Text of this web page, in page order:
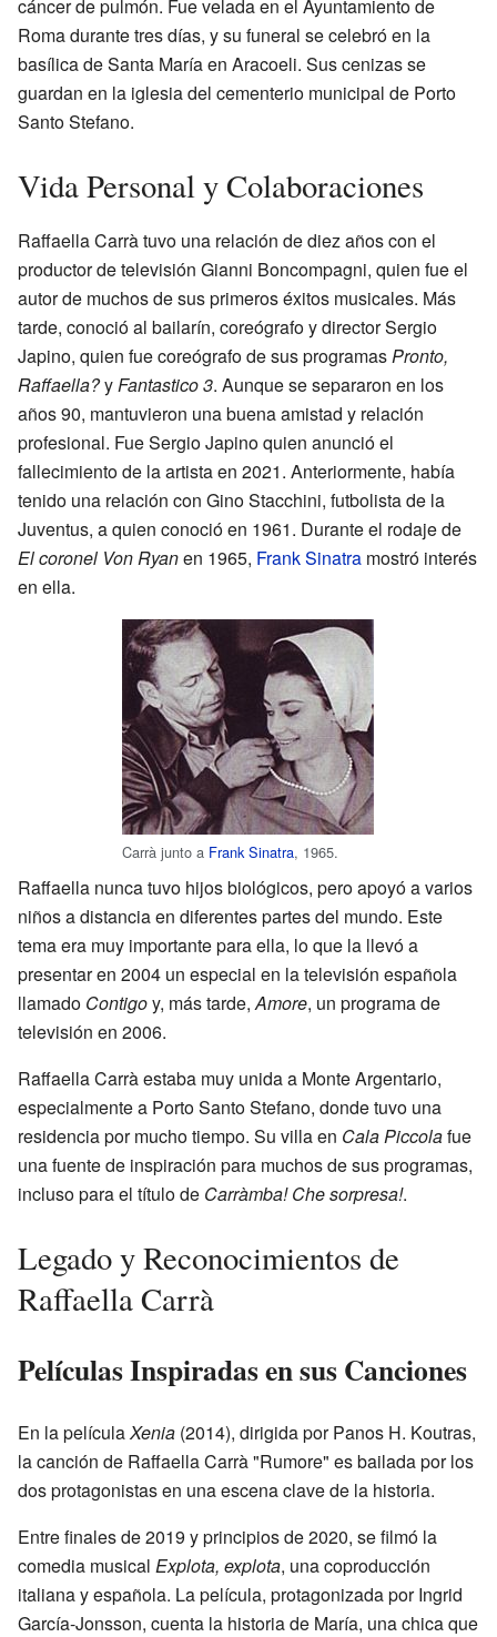
cáncer de pulmón. Fue velada en el Ayuntamiento de
Roma durante tres días, y su funeral se celebró en la
basílica de Santa María en Aracoeli. Sus cenizas se
guardan en la iglesia del cementerio municipal de Porto
Santo Stefano.
Vida Personal y Colaboraciones
Raffaella Carrà tuvo una relación de diez años con el
productor de televisión Gianni Boncompagni, quien fue el
autor de muchos de sus primeros éxitos musicales. Más
tarde, conoció al bailarín, coreógrafo y director Sergio
Japino, quien fue coreógrafo de sus programasPronto,
Raffaella?yFantastico 3. Aunque se separaron en los
años 90, mantuvieron una buena amistad y relación
profesional. Fue Sergio Japino quien anunció el
fallecimiento de la artista en 2021. Anteriormente, había
tenido una relación con Gino Stacchini, futbolista de la
Juventus, a quien conoció en 1961. Durante el rodaje de
El coronel Von Ryanen 1965, Frank Sinatra mostró interés
en ella.
Carrà junto a Frank Sinatra, 1965.
Raffaella nunca tuvo hijos biológicos, pero apoyó a varios
niños a distancia en diferentes partes del mundo. Este
tema era muy importante para ella, lo que la llevó a
presentar en 2004 un especial en la televisión española
llamado Contigoy, más tarde,Amore, un programa de
televisión en 2006.
Raffaella Carrà estaba muy unida a Monte Argentario,
especialmente a Porto Santo Stefano, donde tuvo una
residencia por mucho tiempo. Su villa en Cala Piccolafue
una fuente de inspiración para muchos de sus programas,
incluso para el título de Carràmba! Che sorpresa!.
Legado y Reconocimientos de
Raffaella Carrà
Películas Inspiradas en sus Canciones
En la películaXenia (2014), dirigida por Panos H. Koutras,
la canción de Raffaella Carrà "Rumore" es bailada por los
dos protagonistas en una escena clave de la historia.
Entre finales de 2019 y principios de 2020, se filmó la
comedia musical Explota, explota, una coproducción
italiana y española. La película, protagonizada por Ingrid
García-Jonsson, cuenta la historia de María, una chica que